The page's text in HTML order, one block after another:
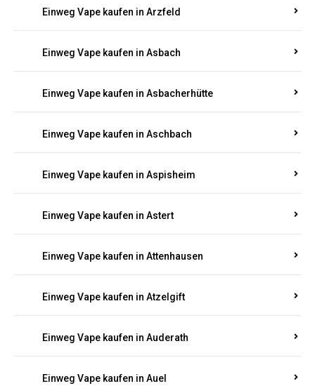
Einweg Vape kaufen in Arzfeld
Einweg Vape kaufen in Asbach
Einweg Vape kaufen in Asbacherhütte
Einweg Vape kaufen in Aschbach
Einweg Vape kaufen in Aspisheim
Einweg Vape kaufen in Astert
Einweg Vape kaufen in Attenhausen
Einweg Vape kaufen in Atzelgift
Einweg Vape kaufen in Auderath
Einweg Vape kaufen in Auel